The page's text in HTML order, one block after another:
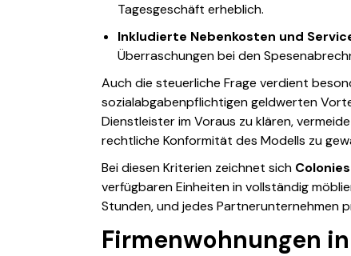
Tagesgeschäft erheblich.
Inkludierte Nebenkosten und
Überraschungen bei den
Auch die steuerliche Frage verdient
sozialabgabenpflichtigen geldwerten
Dienstleister im Voraus zu klären,
rechtliche Konformität des Modells zu
Bei diesen Kriterien zeichnet sich Colonies
verfügbaren Einheiten in vollständig
Stunden, und jedes Partnerunternehmen
Firmenwohnungen